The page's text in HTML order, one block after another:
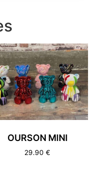
OURSON MINI
29.90 €